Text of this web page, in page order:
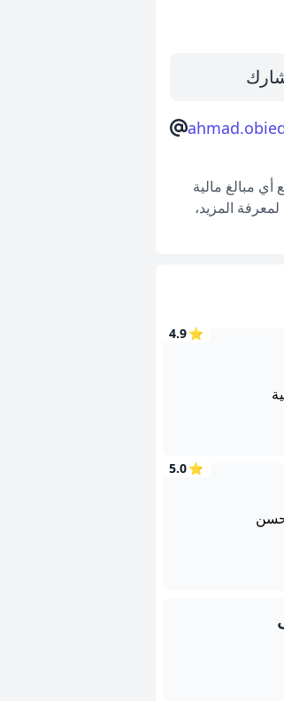
مبالغ مالية
المزيد،
⭐
4.9
⭐
5.0
حسن